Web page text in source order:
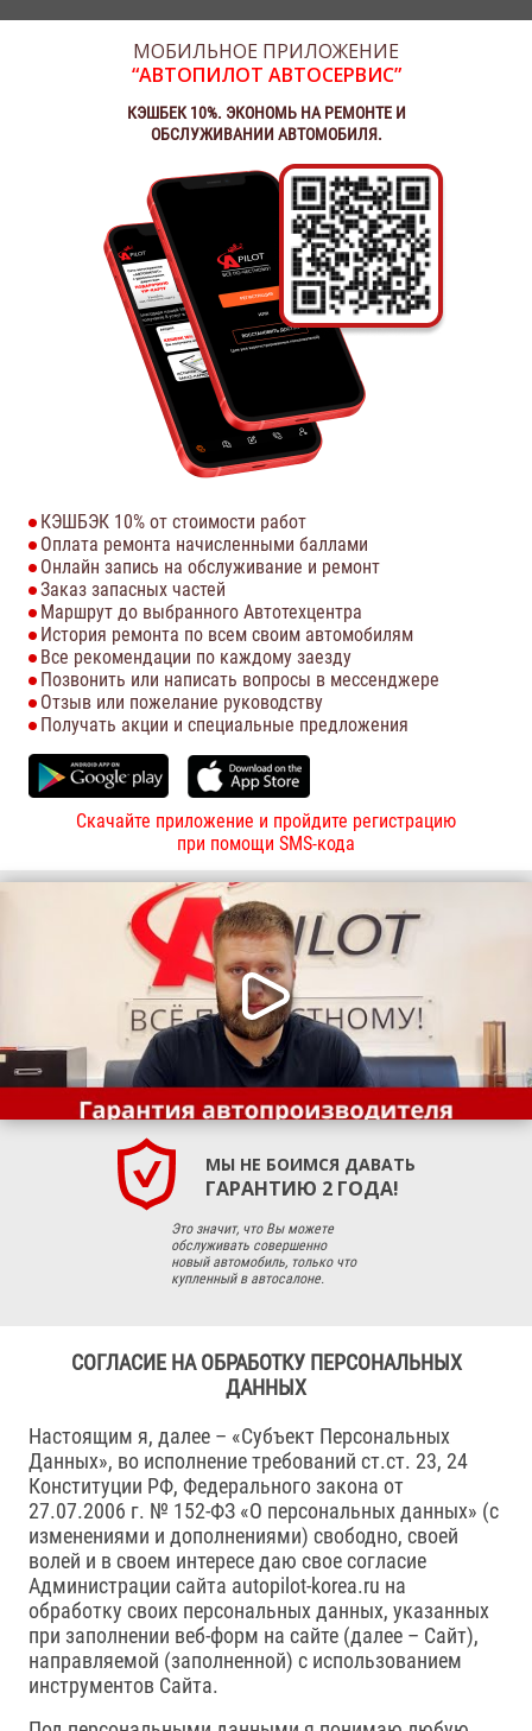
МОБИЛЬНОЕ ПРИЛОЖЕНИЕ
“АВТОПИЛОТ АВТОСЕРВИС”
КЭШБЕК 10%. ЭКОНОМЬ НА РЕМОНТЕ И
ОБСЛУЖИВАНИИ АВТОМОБИЛЯ.
КЭШБЭК 10% от стоимости работ
Оплата ремонта начисленными баллами
Онлайн запись на обслуживание и ремонт
Заказ запасных частей
Маршрут до выбранного Автотехцентра
История ремонта по всем своим автомобилям
Все рекомендации по каждому заезду
Позвонить или написать вопросы в мессенджере
Отзыв или пожелание руководству
Получать акции и специальные предложения
Скачайте приложение и пройдите регистрацию
при помощи SMS-кода
МЫ НЕ БОИМСЯ ДАВАТЬ
ГАРАНТИЮ 2 ГОДА!
Это значит, что Вы можете
обслуживать совершенно
новый автомобиль, только что
купленный в автосалоне.
СОГЛАСИЕ НА ОБРАБОТКУ ПЕРСОНАЛЬНЫХ
ДАННЫХ
Настоящим я, далее – «Субъект Персональных
Данных», во исполнение требований ст.ст. 23, 24
Конституции РФ, Федерального закона от
27.07.2006 г. № 152-ФЗ «О персональных данных» (с
изменениями и дополнениями) свободно, своей
волей и в своем интересе даю свое согласие
Администрации сайта autopilot-korea.ru на
обработку своих персональных данных, указанных
при заполнении веб-форм на сайте (далее – Сайт),
направляемой (заполненной) с использованием
инструментов Сайта.